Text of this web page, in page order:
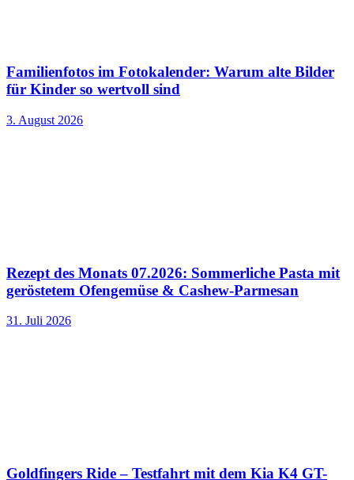
Familienfotos im Fotokalender: Warum alte Bilder
für Kinder so wertvoll sind
3. August 2026
Rezept des Monats 07.2026: Sommerliche Pasta mit
geröstetem Ofengemüse & Cashew-Parmesan
31. Juli 2026
Goldfingers Ride – Testfahrt mit dem Kia K4 GT-